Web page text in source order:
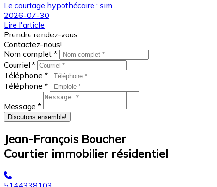
Le courtage hypothécaire : sim...
2026-07-30
Lire l'article
Prendre rendez-vous.
Contactez-nous!
Nom complet *
Courriel *
Téléphone *
Téléphone *
Message *
Discutons ensemble!
Jean-François Boucher
Courtier immobilier résidentiel
5144338103